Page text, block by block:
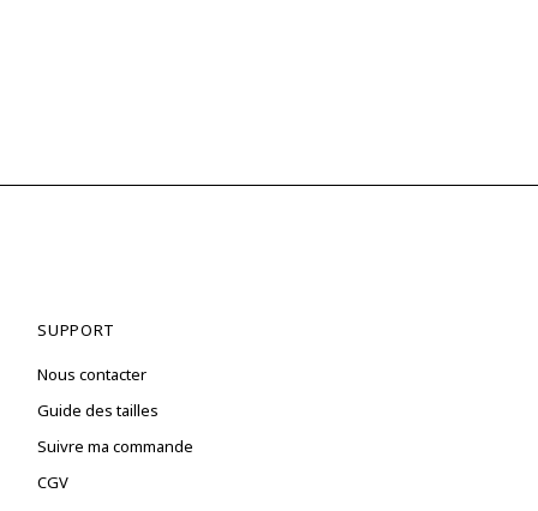
SUPPORT
Nous contacter
Guide des tailles
Suivre ma commande
CGV